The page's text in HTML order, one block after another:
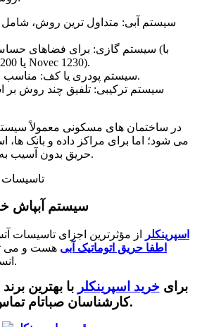
سیستم آبی: متداول ترین روش،
سیستم گازی: برای فضاهای حساس
گازهایی مثل FM-200 یا Novec 1230).
سیستم پودری یا کف: مناسب انبارها و کارگاه ها.
سیستم ترکیبی: تلفیق چند روش بر
در ساختمان های مسکونی معمولاً
می شود؛ اما برای مراکز داده و بانک ها،
حریق بدون آسیب به تجهیزات ضروری است.
۳. سیستم آبپاش
اسپرینکلر از مؤثرترین اجزای تاسیسات
اطفا حریق اتوماتیک آبی هست و می
انسان، آتش را خاموش کند.
برایخرید اسپرینکلر با بهترین
کارشناسان صباتام.